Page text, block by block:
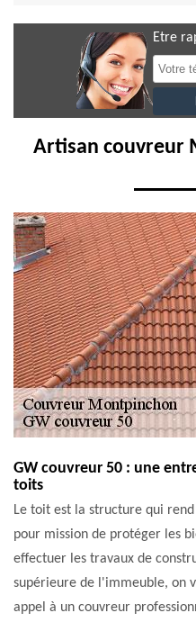
Etre
Artisan couvreur
GW couvreur 50 : une
toits
Le toit est la structure qui
pour mission de protéger les
effectuer les travaux de
supérieure de l'immeuble, on
appel à un couvreur